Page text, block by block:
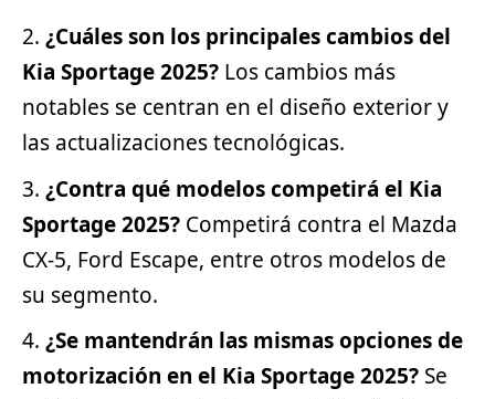
¿Cuáles son los principales cambios del
Kia Sportage 2025? Los cambios más
notables se centran en el diseño exterior y
las actualizaciones tecnológicas.
¿Contra qué modelos competirá el Kia
Sportage 2025? Competirá contra el Mazda
CX-5, Ford Escape, entre otros modelos de
su segmento.
¿Se mantendrán las mismas opciones de
motorización en el Kia Sportage 2025? Se